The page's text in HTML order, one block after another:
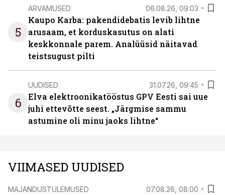
5
ARVAMUSED 06.08.26, 09:03
Kaupo Karba: pakendidebatis levib lihtne
arusaam, et korduskasutus on alati
keskkonnale parem. Analüüsid näitavad
teistsugust pilti
6
UUDISED 31.07.26, 09:45
Elva elektroonikatööstus GPV Eesti sai uue
juhi ettevõtte seest. „Järgmise sammu
astumine oli minu jaoks lihtne“
VIIMASED UUDISED
MAJANDUSTULEMUSED 07.08.26, 08:00